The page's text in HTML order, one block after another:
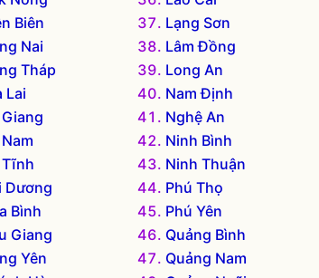
Biên
Nai
Tháp
Lai
Tĩnh
Dương
Bình
Giang
Yên
Lạng Sơn
Lâm Đồng
Long An
Nam Định
Nghệ An
Ninh Bình
Ninh Thuận
Phú Thọ
Phú Yên
Quảng Bình
Quảng Nam